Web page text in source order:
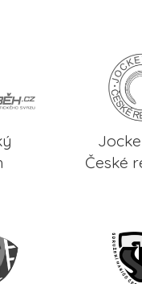
České